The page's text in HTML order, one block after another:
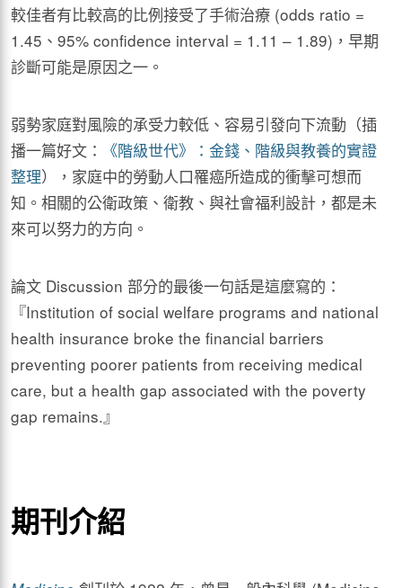
較佳者有比較高的比例接受了手術治療 (odds ratio =
1.45、95% conﬁdence interval = 1.11 – 1.89)，早期
診斷可能是原因之一。
弱勢家庭對風險的承受力較低、容易引發向下流動（插
播一篇好文：
《階級世代》：金錢、階級與教養的實證
整理），家庭中的勞動人口罹癌所造成的衝擊可想而
知。相關的公衛政策、衛教、與社會福利設計，都是未
來可以努力的方向。
論文 Discussion 部分的最後一句話是這麼寫的：
『Institution of social welfare programs and national
health insurance broke the ﬁnancial barriers
preventing poorer patients from receiving medical
care, but a health gap associated with the poverty
gap remains.』
期刊介紹